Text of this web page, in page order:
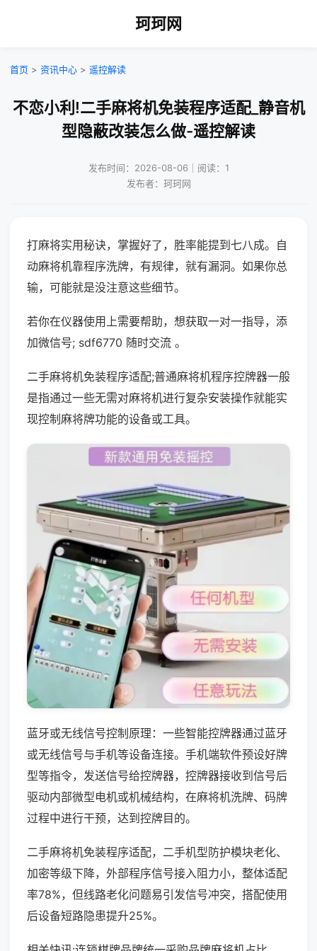
珂珂网
首页 > 资讯中心 > 遥控解读
不恋小利!二手麻将机免装程序适配_静音机
型隐蔽改装怎么做-遥控解读
发布时间：2026-08-06｜阅读：1
发布者：珂珂网
打麻将实用秘诀，掌握好了，胜率能提到七八成。自
动麻将机靠程序洗牌，有规律，就有漏洞。如果你总
输，可能就是没注意这些细节。
若你在仪器使用上需要帮助，想获取一对一指导，添
加微信号; sdf6770 随时交流 。
二手麻将机免装程序适配;普通麻将机程序控牌器一般
是指通过一些无需对麻将机进行复杂安装操作就能实
现控制麻将牌功能的设备或工具。
蓝牙或无线信号控制原理：一些智能控牌器通过蓝牙
或无线信号与手机等设备连接。手机端软件预设好牌
型等指令，发送信号给控牌器，控牌器接收到信号后
驱动内部微型电机或机械结构，在麻将机洗牌、码牌
过程中进行干预，达到控牌目的。
二手麻将机免装程序适配，二手机型防护模块老化、
加密等级下降，外部程序信号接入阻力小，整体适配
率78%，但线路老化问题易引发信号冲突，搭配使用
后设备短路隐患提升25%。